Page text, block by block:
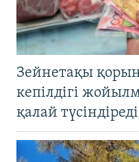
Зейнетақы
кепілдігі
қалай